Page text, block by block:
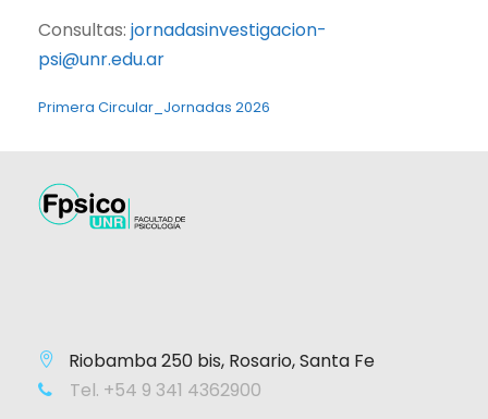
Consultas: jornadasinvestigacion-
psi@unr.edu.ar
Primera Circular_Jornadas 2026
Riobamba 250 bis, Rosario, Santa Fe
Tel. +54 9 341 4362900